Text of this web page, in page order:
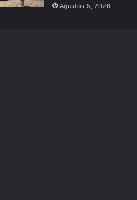
Ağustos 5, 2026